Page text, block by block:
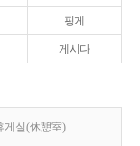
핑게
게시다
게실(休憩室)